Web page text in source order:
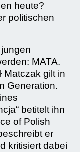
heute?
politischen
MATA.
Matczak gilt in
Generation.
betitelt ihn
of Polish
er
kritisiert dabei